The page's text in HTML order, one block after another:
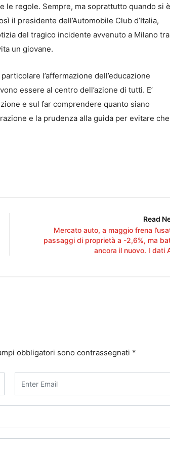
le regole. Sempre, ma soprattutto quando si è
il presidente dell’Automobile Club d’Italia,
del tragico incidente avvenuto a Milano tra
un giovane.
l’affermazione dell’educazione
essere al centro dell’azione di tutti. E’
e sul far comprendere quanto siano
e la prudenza alla guida per evitare che
Read
Mercato auto, a maggio frena
passaggi di proprietà a -2,6%, ma
ancora il nuovo. I dati
obbligatori sono contrassegnati *